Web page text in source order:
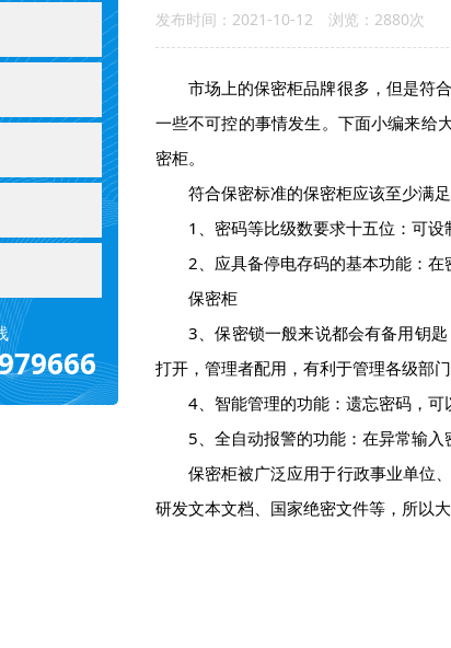
发布时间：2021-10-12 浏览：2880次
市场上的保密柜品牌很多，但是符合
一些不可控的事情发生。下面小编来给
密柜。
符合保密标准的保密柜应该至少满足
1、密码等比级数要求十五位：可设
2、应具备停电存码的基本功能：在
保密柜
3、保密锁一般来说都会有备用钥匙
打开，管理者配用，有利于管理各级部门
4、智能管理的功能：遗忘密码，可
5、全自动报警的功能：在异常输入
保密柜被广泛应用于行政事业单位、
研发文本文档、国家绝密文件等，所以